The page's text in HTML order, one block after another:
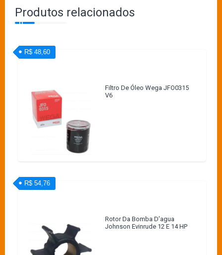
Produtos relacionados
Filtro De Óleo Wega JFO0315
V6
R$ 48,60
Rotor Da Bomba D’agua
Johnson Evinrude 12 E 14 HP
R$ 54,76